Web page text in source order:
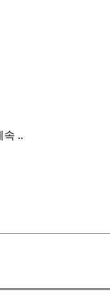
속 ..